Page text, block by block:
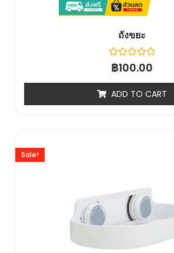
ถังขยะ
Rated
0
5
฿100.00
ADD TO CART
Sale!